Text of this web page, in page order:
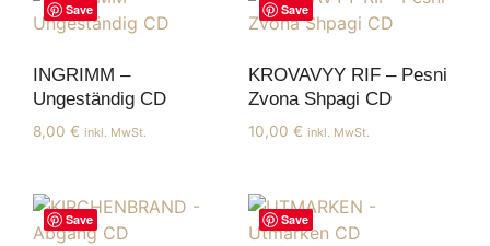
Save
INGRIMM –
Ungeständig CD
8,00 € inkl. MwSt.
Save
KROVAVYY RIF – Pesni
Zvona Shpagi CD
10,00 € inkl. MwSt.
Save Save